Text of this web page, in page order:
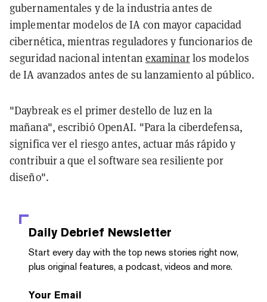
gubernamentales y de la industria antes de
implementar modelos de IA con mayor capacidad
cibernética, mientras reguladores y funcionarios de
seguridad nacional intentan examinarlos modelos
de IA avanzados antes de su lanzamiento al público.
"Daybreak es el primer destello de luz en la
mañana", escribió OpenAI. "Para la ciberdefensa,
significa ver el riesgo antes, actuar más rápido y
contribuir a que el software sea resiliente por
diseño".
Daily Debrief Newsletter
Start every day with the top news stories right now,
plus original features, a podcast, videos and more.
Your Email